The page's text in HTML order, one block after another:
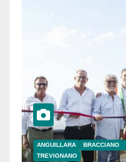
ANGUILLARA BRACCIANO
TREVIGNANO